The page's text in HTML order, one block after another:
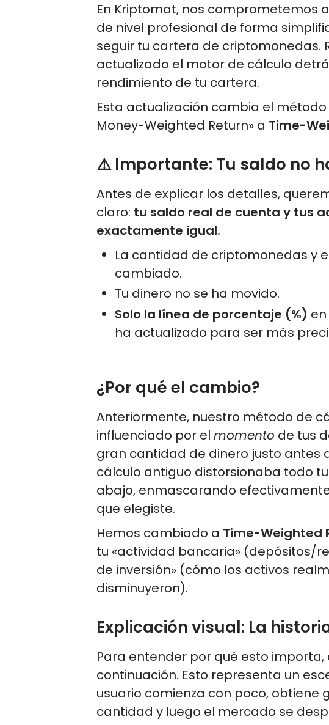
En Kriptomat, nos comprometemos
de nivel profesional de forma
seguir tu cartera de criptomonedas.
actualizado el motor de cálculo
rendimiento de tu cartera.
Esta actualización cambia el
Money-Weighted Return» a Time-
⚠️ Importante: Tu saldo no
Antes de explicar los detalles,
claro: tu saldo real de cuenta y tus
exactamente igual.
La cantidad de criptomonedas y
cambiado.
Tu dinero no se ha movido.
Solo la línea de porcentaje (%)
ha actualizado para ser más
¿Por qué el cambio?
Anteriormente, nuestro método de
influenciado por el momento de tus
gran cantidad de dinero justo antes
cálculo antiguo distorsionaba todo
abajo, enmascarando
que elegiste.
Hemos cambiado a Time-Weighted
tu «actividad bancaria» (depósitos/
de inversión» (cómo los activos
disminuyeron).
Explicación visual: La
Para entender por qué esto
continuación. Esto representa un
usuario comienza con poco, obtiene
cantidad y luego el mercado se